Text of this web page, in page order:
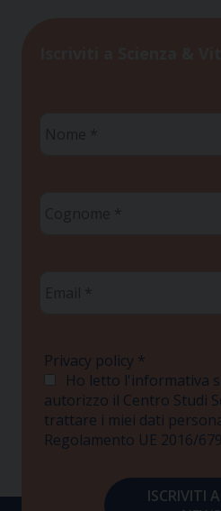
Privacy policy *
Ho letto l'informativa
autorizzo il Centro Studi
trattare i miei dati
Regolamento UE 2016/679